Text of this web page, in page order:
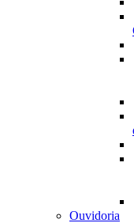
Ouvidoria